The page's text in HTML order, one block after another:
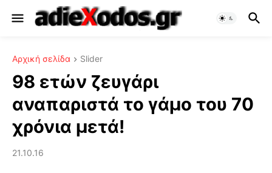
Αρχική σελίδα Slider
98 ετών ζευγάρι
αναπαριστά το γάμο του 70
χρόνια μετά!
21.10.16